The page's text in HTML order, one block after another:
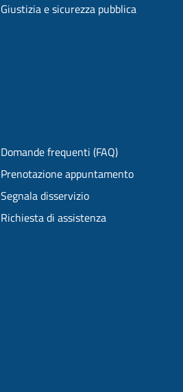
Giustizia e sicurezza pubblica
Domande frequenti (FAQ)
Prenotazione appuntamento
Segnala disservizio
Richiesta di assistenza